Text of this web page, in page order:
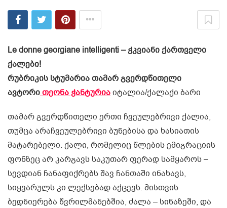
Le donne georgiane intelligenti – ჭკვიანი ქართველი
ქალები!
რუბრიკის სტუმარია თამარ გვერდწითელი
ავტორითეონა ჭანტურიაიტალია/ქალაქი ბარი
თამარ გვერდწითელი ერთი ჩვეულებრივი ქალია,
თუმცა არაჩვეულებრივი ბუნებისა და ხასიათის
მატარებელი. ქალი, რომელიც წლების ემიგრაციის
ფონზეც არ კარგავს საკუთარ ფერად სამყაროს –
სევდიან ჩანაფიქრებს შავ ჩანთაში ინახავს,
სიყვარულს კი ლექსებად აქცევს. მისთვის
ბედნიერება წვრილმანებშია, ძალა – სინაზეში, და